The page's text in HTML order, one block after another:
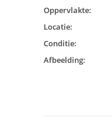
Oppervlakte:
Locatie:
Conditie:
Afbeelding: